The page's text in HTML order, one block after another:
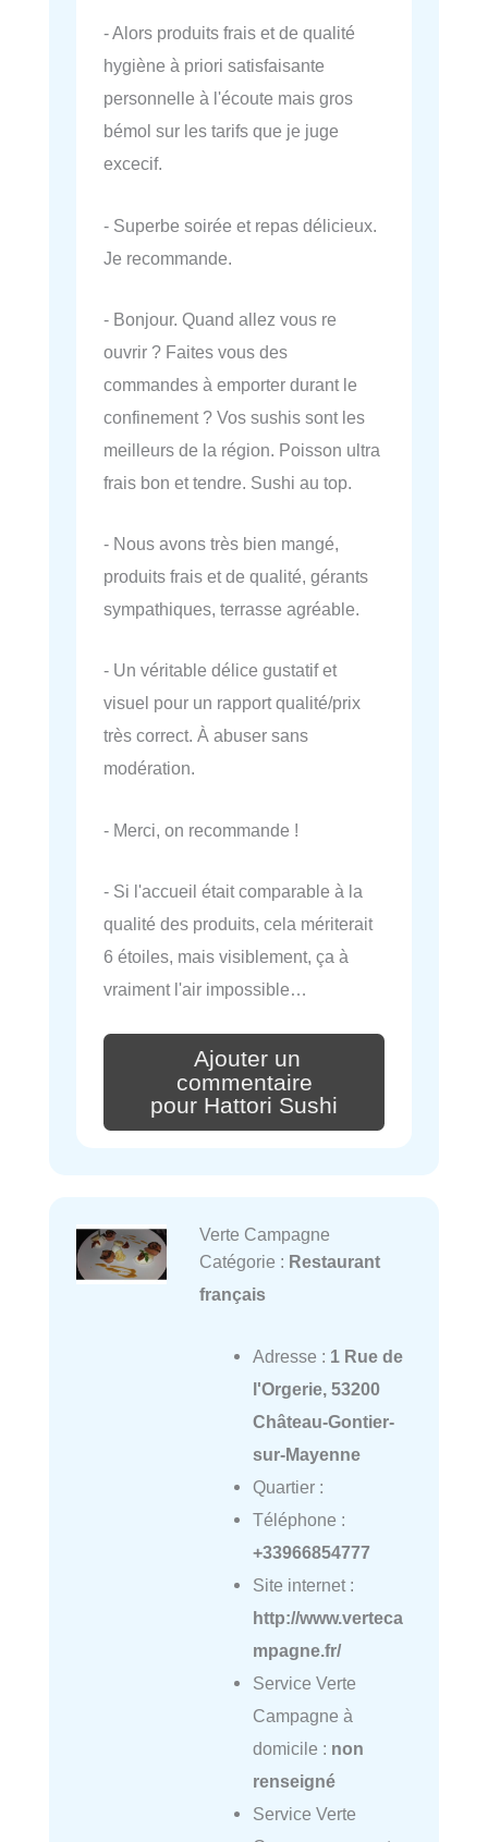
- Alors produits frais et de qualité
hygiène à priori satisfaisante
personnelle à l'écoute mais gros
bémol sur les tarifs que je juge
excecif.
- Superbe soirée et repas délicieux.
Je recommande.
- Bonjour. Quand allez vous re
ouvrir ? Faites vous des
commandes à emporter durant le
confinement ? Vos sushis sont les
meilleurs de la région. Poisson ultra
frais bon et tendre. Sushi au top.
- Nous avons très bien mangé,
produits frais et de qualité, gérants
sympathiques, terrasse agréable.
- Un véritable délice gustatif et
visuel pour un rapport qualité/prix
très correct. À abuser sans
modération.
- Merci, on recommande !
- Si l'accueil était comparable à la
qualité des produits, cela mériterait
6 étoiles, mais visiblement, ça à
vraiment l'air impossible…
Ajouter un
commentaire
pour Hattori Sushi
Verte Campagne
Catégorie : Restaurant
français
Adresse : 1 Rue de
l'Orgerie, 53200
Château-Gontier-
sur-Mayenne
Quartier :
Téléphone :
+33966854777
Site internet :
http://www.verteca
mpagne.fr/
Service Verte
Campagne à
domicile : non
renseigné
Service Verte